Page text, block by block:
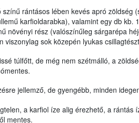
színű rántásos lében kevés apró zöldség
karfioldarabka), valamint egy db kb.
növényi rész (valószínűleg sárgarépa
viszonylag sok közepén lyukas
túlfőtt, de még nem szétmálló, a
jellemző, de gyengébb, minden
a karfiol íze alig érezhető, a rántás
mentes.